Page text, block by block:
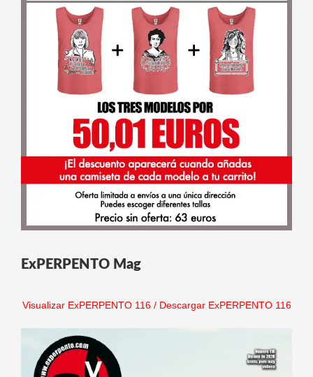
ExPERPENTO Mag
Visualizar ExPERPENTO 116/ Descargar ExPERPENTO 116